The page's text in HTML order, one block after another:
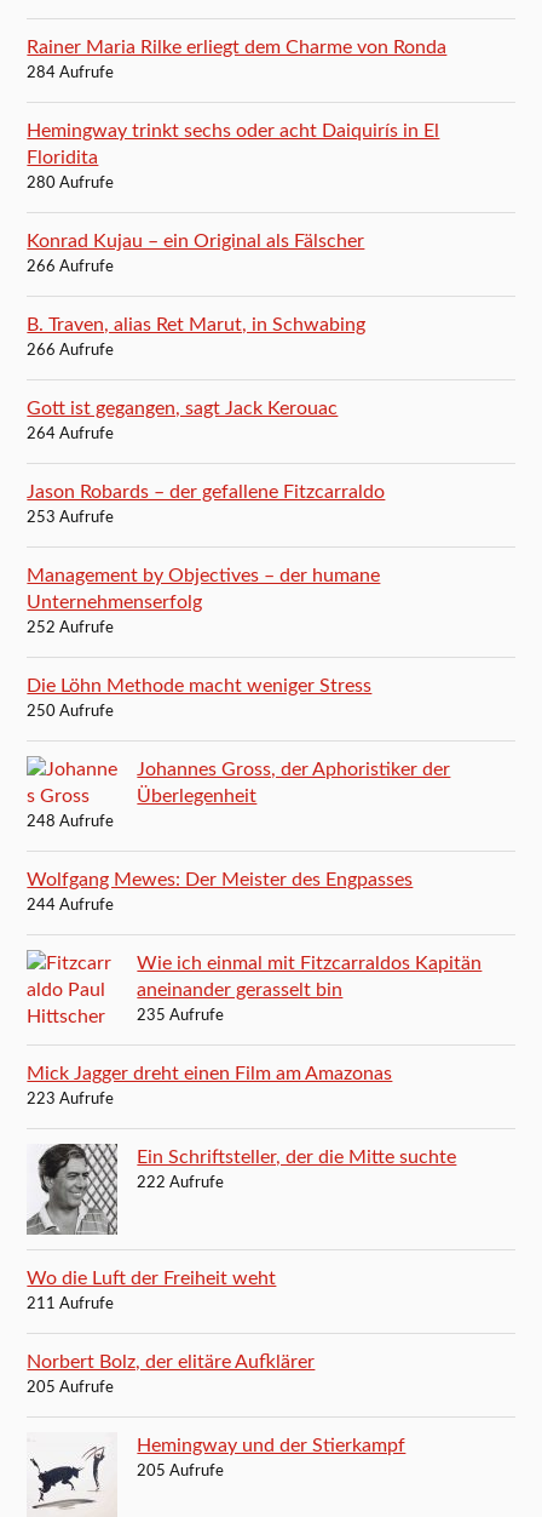
Rainer Maria Rilke erliegt dem Charme von Ronda
284 Aufrufe
Hemingway trinkt sechs oder acht Daiquirís in El
Floridita
280 Aufrufe
Konrad Kujau – ein Original als Fälscher
266 Aufrufe
B. Traven, alias Ret Marut, in Schwabing
266 Aufrufe
Gott ist gegangen, sagt Jack Kerouac
264 Aufrufe
Jason Robards – der gefallene Fitzcarraldo
253 Aufrufe
Management by Objectives – der humane
Unternehmenserfolg
252 Aufrufe
Die Löhn Methode macht weniger Stress
250 Aufrufe
Johannes Gross, der Aphoristiker der
Überlegenheit
248 Aufrufe
Wolfgang Mewes: Der Meister des Engpasses
244 Aufrufe
Wie ich einmal mit Fitzcarraldos Kapitän
aneinander gerasselt bin
235 Aufrufe
Mick Jagger dreht einen Film am Amazonas
223 Aufrufe
Ein Schriftsteller, der die Mitte suchte
222 Aufrufe
Wo die Luft der Freiheit weht
211 Aufrufe
Norbert Bolz, der elitäre Aufklärer
205 Aufrufe
Hemingway und der Stierkampf
205 Aufrufe